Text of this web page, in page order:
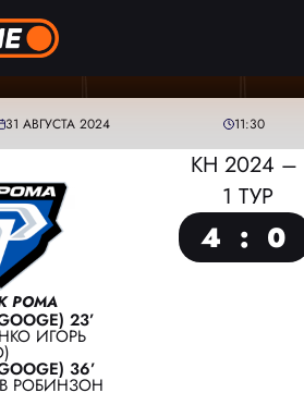
31 АВГУСТА 2024 11:30
РОМА
23’
ИГОРЬ
36’
РОБИНЗОН
КН 2024 –
1 ТУР
4 : 0